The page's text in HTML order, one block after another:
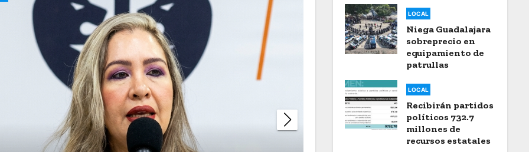
LOCAL
Niega Guadalajara
sobreprecio en
equipamiento de
patrullas
LOCAL
Recibirán partidos
políticos 732.7
millones de
recursos estatales